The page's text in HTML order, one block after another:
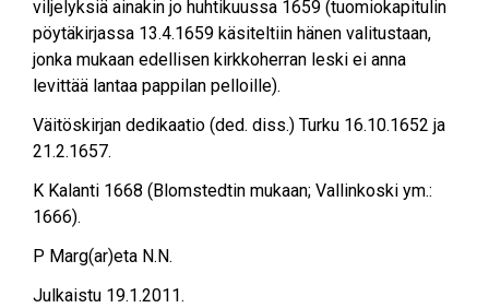
viljelyksiä ainakin jo huhtikuussa 1659 (tuomiokapitulin
pöytäkirjassa 13.4.1659 käsiteltiin hänen valitustaan,
jonka mukaan edellisen kirkkoherran leski ei anna
levittää lantaa pappilan pelloille).
Väitöskirjan dedikaatio (ded. diss.) Turku 16.10.1652 ja
21.2.1657.
K Kalanti 1668 (Blomstedtin mukaan; Vallinkoski ym.:
1666).
P Marg(ar)eta N.N.
Julkaistu 19.1.2011.